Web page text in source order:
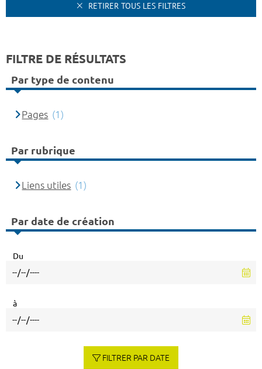
RETIRER TOUS LES FILTRES
FILTRE DE RÉSULTATS
Par type de contenu
Pages (1)
Par rubrique
Liens utiles (1)
Par date de création
Du
à
FILTRER PAR DATE